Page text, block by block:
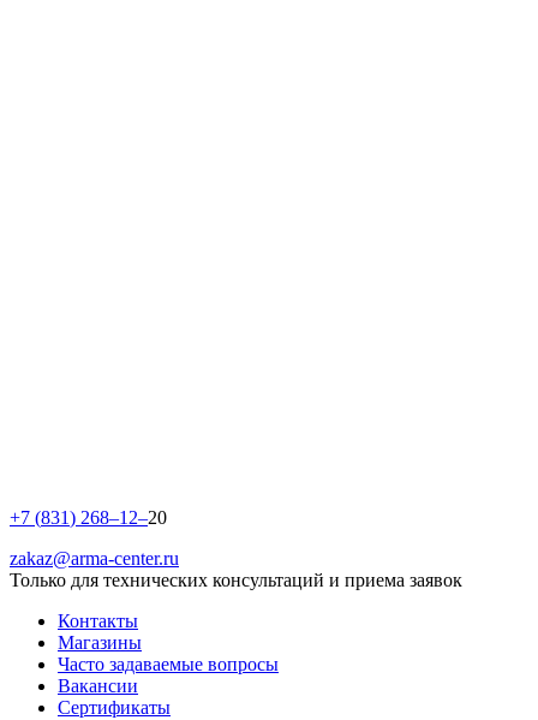
+7 (831) 268–1 2–20
zakaz@arma-center.ru
Только для технических консультаций и приема заявок
Контакты
Магазины
Часто задаваемые вопросы
Вакансии
Сертификаты